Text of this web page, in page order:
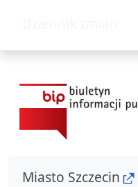
Miasto Szczecin